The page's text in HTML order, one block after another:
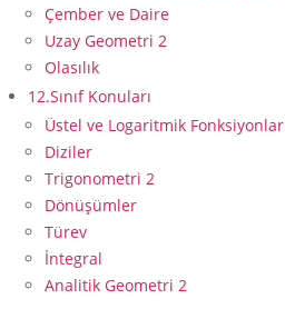
Çember ve Daire
Uzay Geometri 2
Olasılık
12.Sınıf Konuları
Üstel ve Logaritmik Fonksiyonlar
Diziler
Trigonometri 2
Dönüşümler
Türev
İntegral
Analitik Geometri 2